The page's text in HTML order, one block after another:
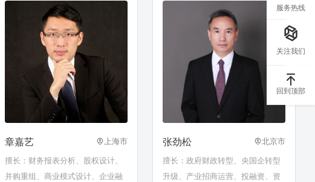
章嘉艺 上海市
擅长：财务报表分析、股权设计、
并购重组、商业模式设计、企业融
张劲松 北京市
擅长：政府财政转型、央国企转型
升级、产业招商运营、投融资、资
服务热线
关注我们
回到顶部